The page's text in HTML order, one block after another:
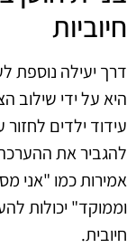
חיוביות
דרך יעילה נוספת
היא על ידי שילוב
עידוד ילדים
להגביר את
אמירות כמו "אני
וממוקד" יכולות
חיובית.